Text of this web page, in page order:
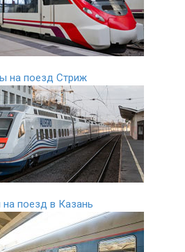
на поезд Стриж
на поезд в Казань